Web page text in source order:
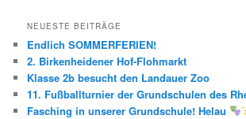
h
n
NEUESTE BEITRÄGE
Endlich SOMMERFERIEN!
2. Birkenheidener Hof-Flohmarkt
Klasse 2b besucht den Landauer Zoo
11. Fußballturnier der Grundschulen des
Fasching in unserer Grundschule! Helau